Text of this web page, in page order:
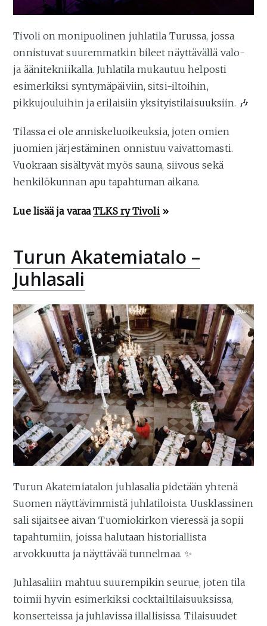
Tivoli on monipuolinen juhlatila Turussa, jossa
onnistuvat suuremmatkin bileet näyttävällä valo-
ja äänitekniikalla. Juhlatila mukautuu helposti
esimerkiksi syntymäpäiviin, sitsi-iltoihin,
pikkujouluihin ja erilaisiin yksityistilaisuuksiin. 🎶
Tilassa ei ole anniskeluoikeuksia, joten omien
juomien järjestäminen onnistuu vaivattomasti.
Vuokraan sisältyvät myös sauna, siivous sekä
henkilökunnan apu tapahtuman aikana.
Lue lisää ja varaaTLKS ry Tivoli»
Turun Akatemiatalo –
Juhlasali
Turun Akatemiatalon juhlasalia pidetään yhtenä
Suomen näyttävimmistä juhlatiloista. Uusklassinen
sali sijaitsee aivan Tuomiokirkon vieressä ja sopii
tapahtumiin, joissa halutaan historiallista
arvokkuutta ja näyttävää tunnelmaa. ✨
Juhlasaliin mahtuu suurempikin seurue, joten tila
toimii hyvin esimerkiksi cocktailtilaisuuksissa,
konserteissa ja juhlavissa illallisissa. Tilaisuudet